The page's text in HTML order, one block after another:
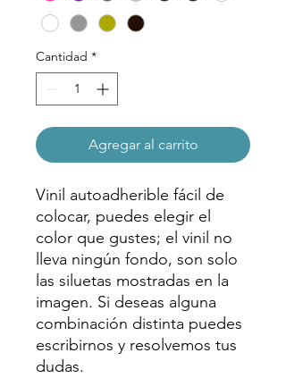
Cantidad *
Agregar al carrito
Vinil autoadherible fácil de
colocar, puedes elegir el
color que gustes; el vinil no
lleva ningún fondo, son solo
las siluetas mostradas en la
imagen. Si deseas alguna
combinación distinta puedes
escribirnos y resolvemos tus
dudas.